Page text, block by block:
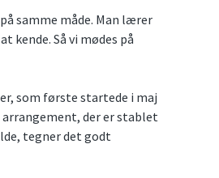
samme måde. Man lærer
kende. Så vi mødes på
som første startede i maj
der er stablet
tegner det godt